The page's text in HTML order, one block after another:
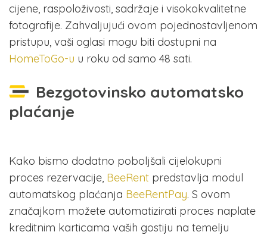
cijene, raspoloživosti, sadržaje i visokokvalitetne
fotografije. Zahvaljujući ovom pojednostavljenom
pristupu, vaši oglasi mogu biti dostupni na
HomeToGo-u u roku od samo 48 sati.
Bezgotovinsko automatsko
plaćanje
Kako bismo dodatno poboljšali cijelokupni
proces rezervacije, BeeRent predstavlja modul
automatskog plaćanja BeeRentPay. S ovom
značajkom možete automatizirati proces naplate
kreditnim karticama vaših gostiju na temelju